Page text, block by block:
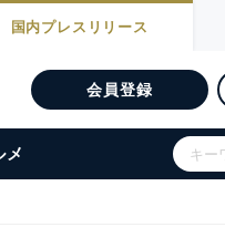
国内プレスリリース
会員登録
メ